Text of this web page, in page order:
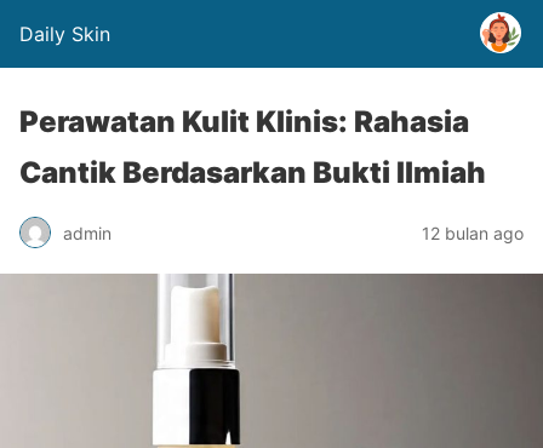
Daily Skin
Perawatan Kulit Klinis: Rahasia
Cantik Berdasarkan Bukti Ilmiah
admin 12 bulan ago